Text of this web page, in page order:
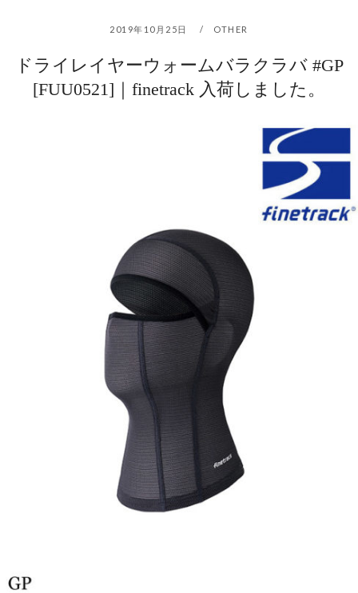
2019年10月25日 OTHER
ドライレイヤーウォームバラクラバ #GP
[FUU0521]｜finetrack 入荷しました。